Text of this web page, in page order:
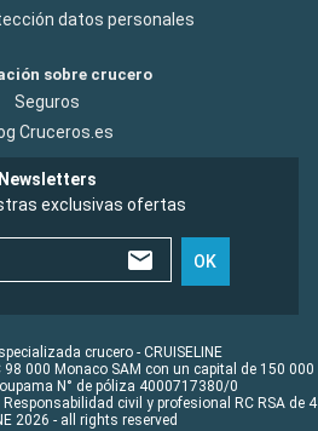
datos personales
sobre crucero
Seguros
Cruceros.es
Newsletters
exclusivas ofertas
OK
crucero - CRUISELINE
000 Monaco SAM con un capital de 150 000
N° de póliza 4000717380/0
civil y profesional RC RSA de
2026 - all rights reserved